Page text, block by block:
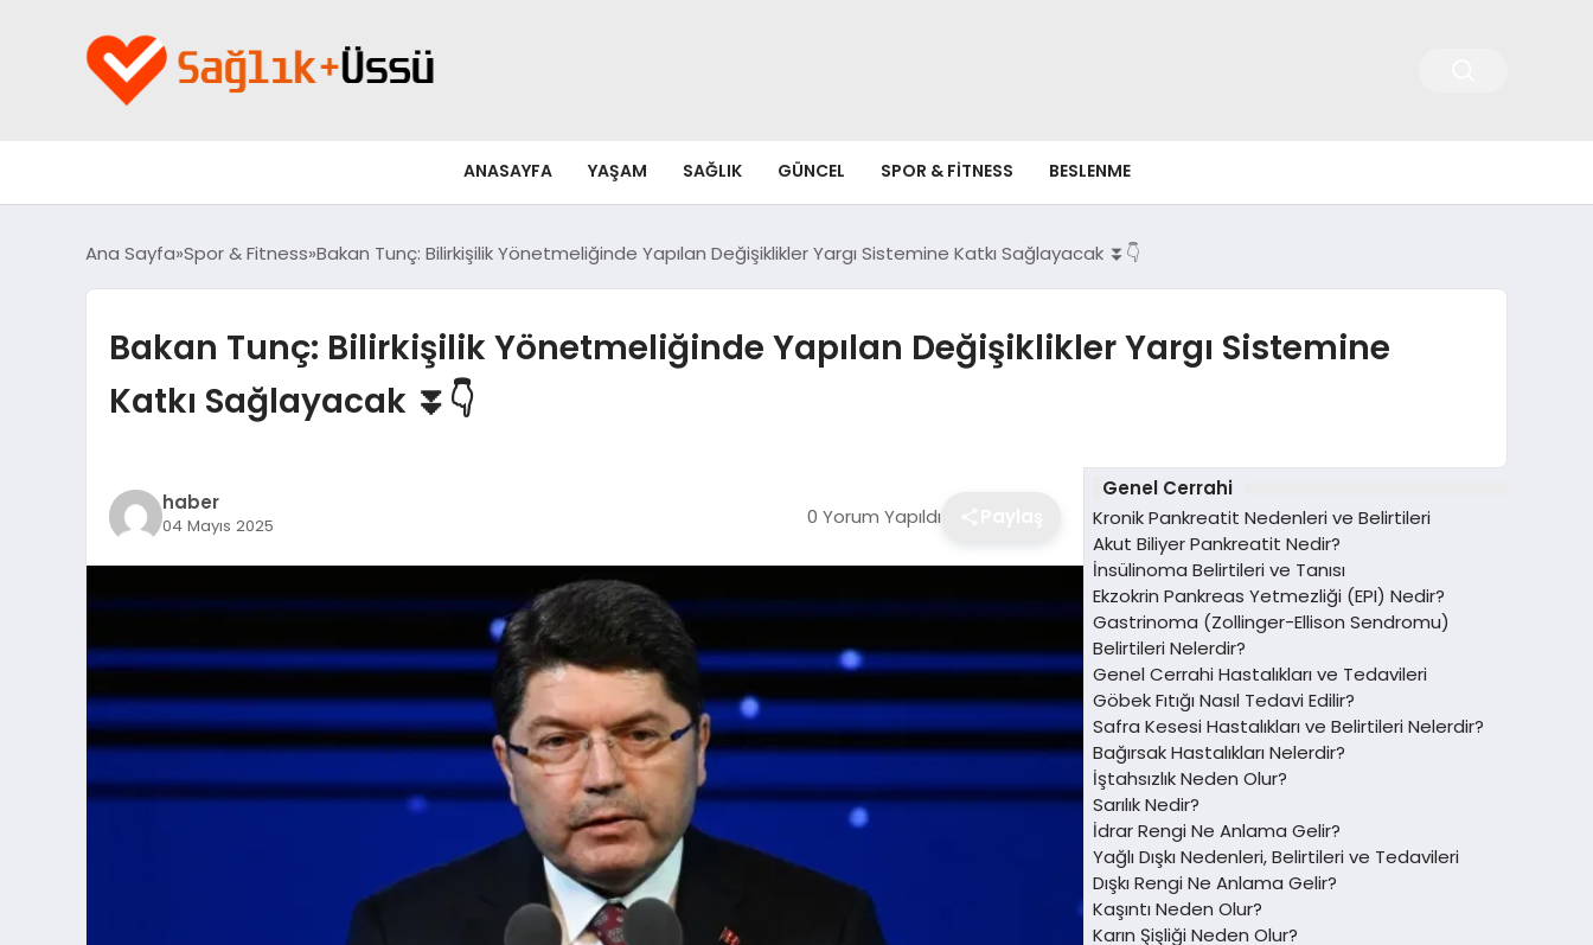
ANASAYFA YAŞAM SAĞLIK GÜNCEL SPOR & FITNESS BESLENME
Ana Sayfa Spor & Fitness Bakan Tunç: Bilirkişilik Yönetmeliğinde Yapılan Değişiklikler Yargı Sistemine Katkı Sağlayacak ⏬👇
Bakan Tunç: Bilirkişilik Yönetmeliğinde Yapılan Değişiklikler Yargı Sistemine
Katkı Sağlayacak ⏬👇
haber
04 Mayıs 2025 0 Yorum Yapıldı
Genel Cerrahi
Kronik Pankreatit Nedenleri ve Belirtileri
Akut Biliyer Pankreatit Nedir?
İnsülinoma Belirtileri ve Tanısı
Ekzokrin Pankreas Yetmezliği (EPI) Nedir?
Gastrinoma (Zollinger-Ellison Sendromu)
Belirtileri Nelerdir?
Genel Cerrahi Hastalıkları ve Tedavileri
Göbek Fıtığı Nasıl Tedavi Edilir?
Safra Kesesi Hastalıkları ve Belirtileri Nelerdir?
Bağırsak Hastalıkları Nelerdir?
İştahsızlık Neden Olur?
Sarılık Nedir?
İdrar Rengi Ne Anlama Gelir?
Yağlı Dışkı Nedenleri, Belirtileri ve Tedavileri
Dışkı Rengi Ne Anlama Gelir?
Kaşıntı Neden Olur?
Karın Şişliği Neden Olur?